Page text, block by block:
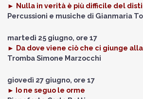
► Nulla in verità è più difficile del
Percussioni e musiche di Gianmaria
martedì 25 giugno, ore 17
► Da dove viene ciò che ci giunge
TrombaSimone Marzocchi
giovedì 27 giugno, ore 17
► Io ne seguo le orme